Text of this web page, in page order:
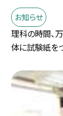
お知らせ
理科の時間、
体に試験紙を